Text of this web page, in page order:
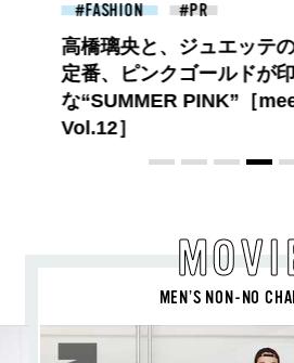
FASHION
【PRADA × NI-
る、ニューモード
MEN’S NON-NO